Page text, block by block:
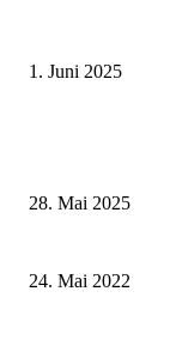
1. Juni 2025
28. Mai 2025
24. Mai 2022